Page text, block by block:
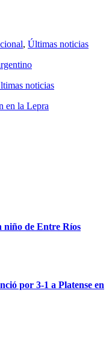
, Últimas noticias
noticias
en la Lepra
niño de Entre Ríos
por 3-1 a Platense en